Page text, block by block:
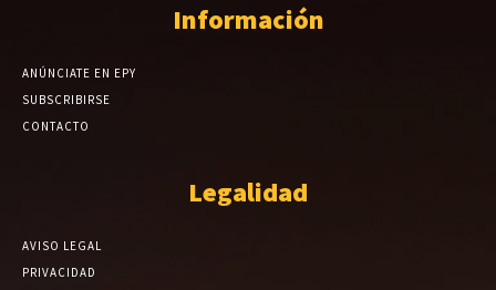
Información
ANÚNCIATE EN EPY
SUBSCRIBIRSE
CONTACTO
Legalidad
AVISO LEGAL
PRIVACIDAD